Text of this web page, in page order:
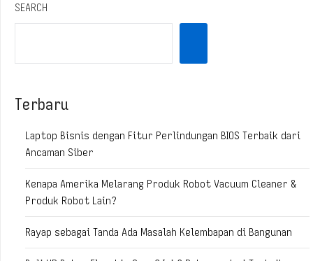
SEARCH
Terbaru
Laptop Bisnis dengan Fitur Perlindungan BIOS Terbaik dari
Ancaman Siber
Kenapa Amerika Melarang Produk Robot Vacuum Cleaner &
Produk Robot Lain?
Rayap sebagai Tanda Ada Masalah Kelembapan di Bangunan